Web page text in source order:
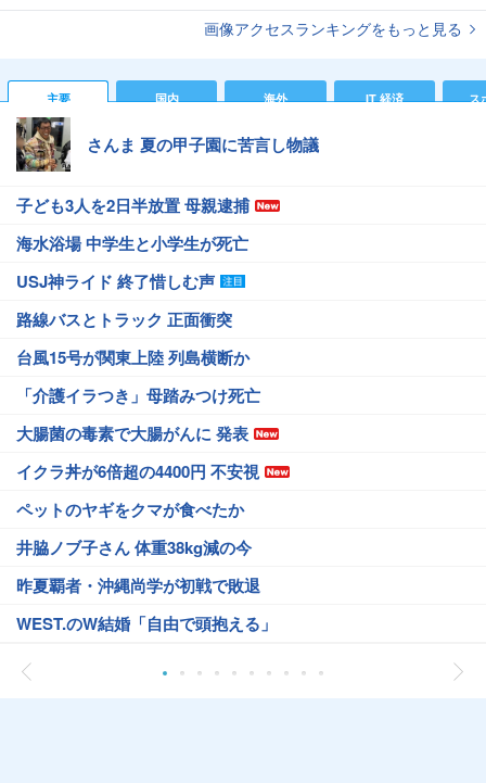
画像アクセスランキングをもっと見る
主要 国内 海外 IT 経済 ス
さんま 夏の甲子園に苦言し物議
子ども3人を2日半放置 母親逮捕
海水浴場 中学生と小学生が死亡
USJ神ライド 終了惜しむ声
路線バスとトラック 正面衝突
台風15号が関東上陸 列島横断か
「介護イラつき」母踏みつけ死亡
大腸菌の毒素で大腸がんに 発表
イクラ丼が6倍超の4400円 不安視
ペットのヤギをクマが食べたか
井脇ノブ子さん 体重38kg減の今
昨夏覇者・沖縄尚学が初戦で敗退
WEST.のW結婚「自由で頭抱える」